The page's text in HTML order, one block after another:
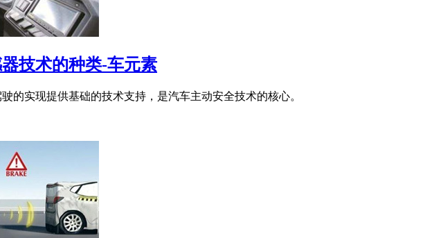
技术的种类-车元素
的实现提供基础的技术支持，是汽车主动安全技术的核心。